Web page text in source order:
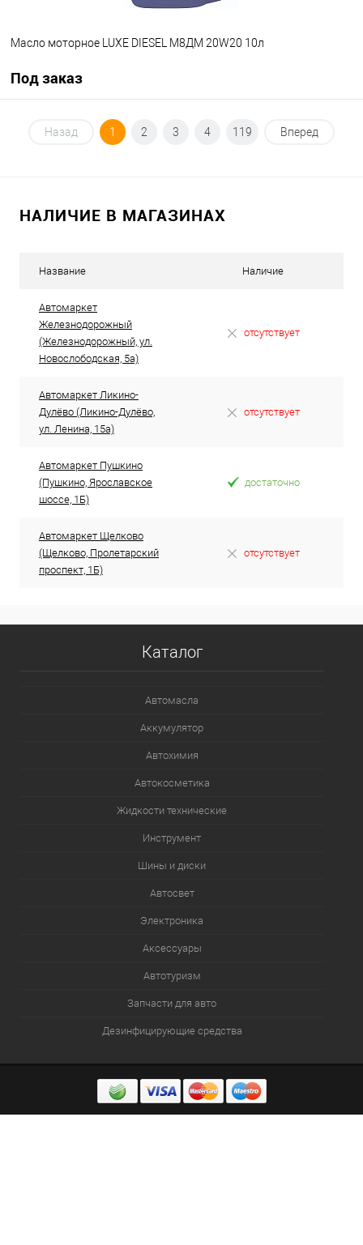
Масло моторное LUXE DIESEL М8ДМ 20W20 10л
Под заказ
Под заказ
Назад 1 2 3 4 119 Вперед
НАЛИЧИЕ В МАГАЗИНАХ
Название Наличие
Автомаркет
Железнодорожный
(Железнодорожный, ул.
Новослободская, 5а)
отсутствует
Автомаркет Ликино-
Дулёво (Ликино-Дулёво,
ул. Ленина, 15а)
отсутствует
Автомаркет Пушкино
(Пушкино, Ярославское
шоссе, 1Б)
достаточно
Автомаркет Щелково
(Щелково, Пролетарский
проспект, 1Б)
отсутствует
Каталог
Автомасла
Аккумулятор
Автохимия
Автокосметика
Жидкости технические
Инструмент
Шины и диски
Автосвет
Электроника
Аксессуары
Автотуризм
Запчасти для авто
Дезинфицирующие средства